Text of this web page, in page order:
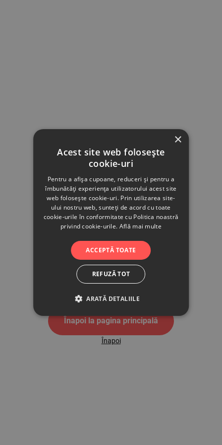
500
Înapoi la pagina principală
Înapoi
×
Acest site web folosește
cookie-uri
Pentru a afișa cupoane, reduceri și pentru a
îmbunătăți experiența utilizatorului acest site
web folosește cookie-uri. Prin utilizarea site-
ului nostru web, sunteți de acord cu toate
cookie-urile în conformitate cu Politica noastră
privind cookie-urile. Află mai multe
ACCEPTĂ TOATE
REFUZĂ TOT
ARATĂ DETALIILE